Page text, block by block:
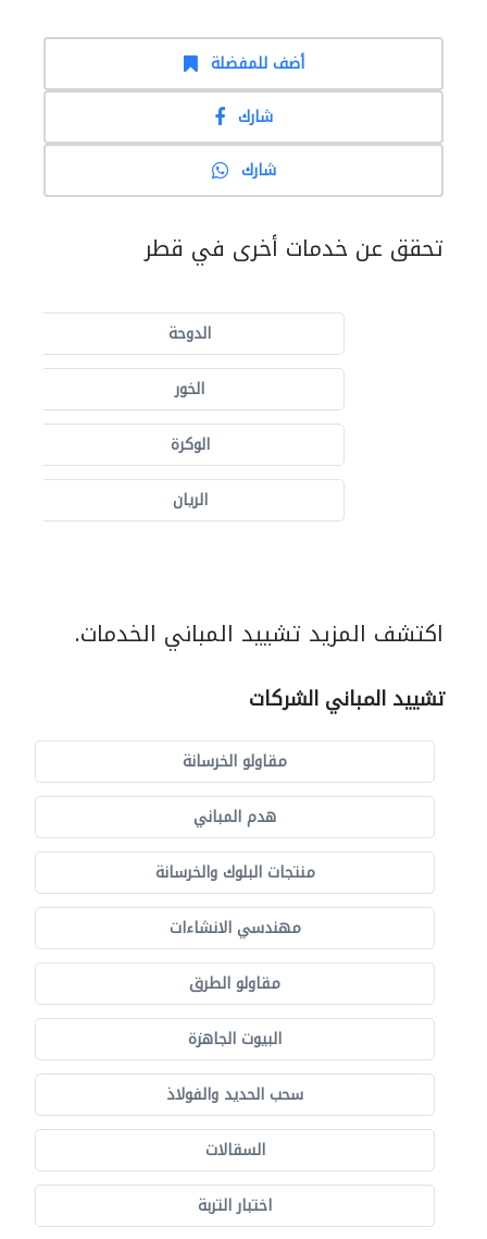
أضف للمفضلة
شارك
شارك
تحقق عن خدمات أخرى في قطر
الدوحة
الخور
الوكرة
الريان
اكتشف المزيد تشييد المباني الخدمات.
تشييد المباني الشركات
مقاولو الخرسانة
هدم المباني
منتجات البلوك والخرسانة
مهندسي الانشاءات
مقاولو الطرق
البيوت الجاهزة
سحب الحديد والفولاذ
السقالات
اختبار التربة